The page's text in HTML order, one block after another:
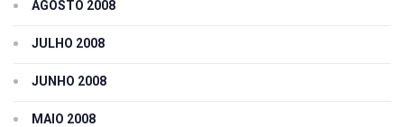
AGOSTO 2008
JULHO 2008
JUNHO 2008
MAIO 2008